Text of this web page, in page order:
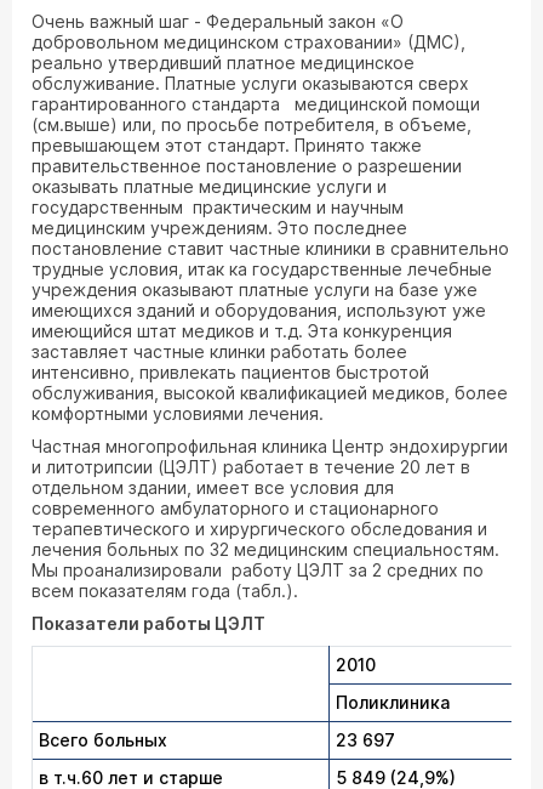
Очень важный шаг - Федеральный закон «О
добровольном медицинском страховании» (ДМС),
реально утвердивший платное медицинское
обслуживание. Платные услуги оказываются сверх
гарантированного стандарта медицинской помощи
(см.выше) или, по просьбе потребителя, в объеме,
превышающем этот стандарт. Принято также
правительственное постановление о разрешении
оказывать платные медицинские услуги и
государственным практическим и научным
медицинским учреждениям. Это последнее
постановление ставит частные клиники в сравнительно
трудные условия, итак ка государственные лечебные
учреждения оказывают платные услуги на базе уже
имеющихся зданий и оборудования, используют уже
имеющийся штат медиков и т.д. Эта конкуренция
заставляет частные клинки работать более
интенсивно, привлекать пациентов быстротой
обслуживания, высокой квалификацией медиков, более
комфортными условиями лечения.
Частная многопрофильная клиника Центр эндохирургии
и литотрипсии (ЦЭЛТ) работает в течение 20 лет в
отдельном здании, имеет все условия для
современного амбулаторного и стационарного
терапевтического и хирургического обследования и
лечения больных по 32 медицинским специальностям.
Мы проанализировали работу ЦЭЛТ за 2 средних по
всем показателям года (табл.).
Показатели работы ЦЭЛТ
2010
Поликлиника
Всего больных
23 697
в т.ч.60 лет и старше
5 849 (24,9%)